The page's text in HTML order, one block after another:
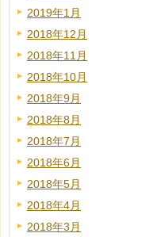
2019年1月
2018年12月
2018年11月
2018年10月
2018年9月
2018年8月
2018年7月
2018年6月
2018年5月
2018年4月
2018年3月